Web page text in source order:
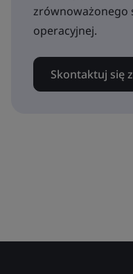
zrównoważonego
operacyjnej.
Skontaktuj się